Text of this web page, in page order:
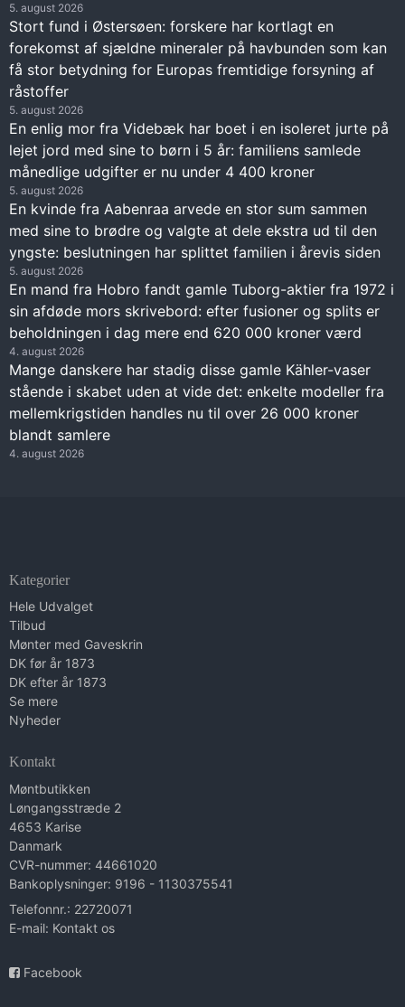
5. august 2026
Stort fund i Østersøen: forskere har kortlagt en
forekomst af sjældne mineraler på havbunden som kan
få stor betydning for Europas fremtidige forsyning af
råstoffer
5. august 2026
En enlig mor fra Videbæk har boet i en isoleret jurte på
lejet jord med sine to børn i 5 år: familiens samlede
månedlige udgifter er nu under 4 400 kroner
5. august 2026
En kvinde fra Aabenraa arvede en stor sum sammen
med sine to brødre og valgte at dele ekstra ud til den
yngste: beslutningen har splittet familien i årevis siden
5. august 2026
En mand fra Hobro fandt gamle Tuborg-aktier fra 1972 i
sin afdøde mors skrivebord: efter fusioner og splits er
beholdningen i dag mere end 620 000 kroner værd
4. august 2026
Mange danskere har stadig disse gamle Kähler-vaser
stående i skabet uden at vide det: enkelte modeller fra
mellemkrigstiden handles nu til over 26 000 kroner
blandt samlere
4. august 2026
Kategorier
Hele Udvalget
Tilbud
Mønter med Gaveskrin
DK før år 1873
DK efter år 1873
Se mere
Nyheder
Kontakt
Møntbutikken
Løngangsstræde 2
4653 Karise
Danmark
CVR-nummer: 44661020
Bankoplysninger: 9196 - 1130375541
Telefonnr.: 22720071
E-mail: Kontakt os
Facebook